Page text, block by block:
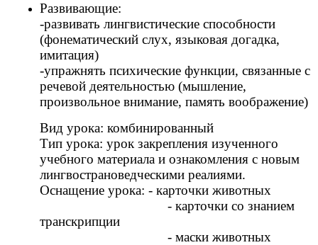
Развивающие:
-развивать лингвистические способности
(фонематический слух, языковая догадка,
имитация)
-упражнять психические функции, связанные с
речевой деятельностью (мышление,
произвольное внимание, память воображение)
Вид урока: комбинированный
Тип урока: урок закрепления изученного
учебного материала и ознакомления с новым
лингвострановедческими реалиями.
Оснащение урока: - карточки животных
- карточки со знанием
транскрипции
- маски животных